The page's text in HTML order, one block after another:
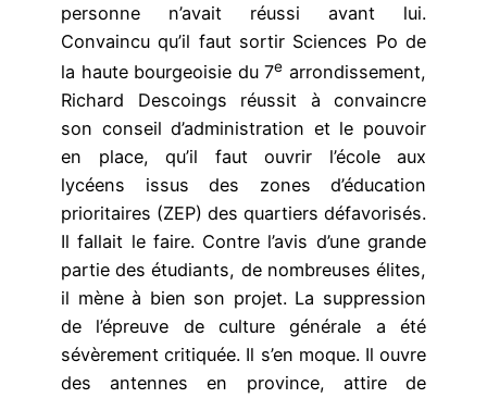
personne n’avait réussi avant lui.
Convaincu qu’il faut sortir Sciences Po de
la haute bourgeoisie du 7e arrondissement,
Richard Descoings réussit à convaincre
son conseil d’administration et le pouvoir
en place, qu’il faut ouvrir l’école aux
lycéens issus des zones d’éducation
prioritaires (ZEP) des quartiers défavorisés.
Il fallait le faire. Contre l’avis d’une grande
partie des étudiants, de nombreuses élites,
il mène à bien son projet. La suppression
de l’épreuve de culture générale a été
sévèrement critiquée. Il s’en moque. Il ouvre
des antennes en province, attire de